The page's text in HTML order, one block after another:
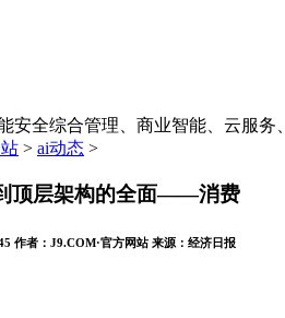
安全综合管理、商业智能、云服务
> ai动态 >
顶层架构的全面——消费
作者： J9.COM·官方网站 来源： 经济日报